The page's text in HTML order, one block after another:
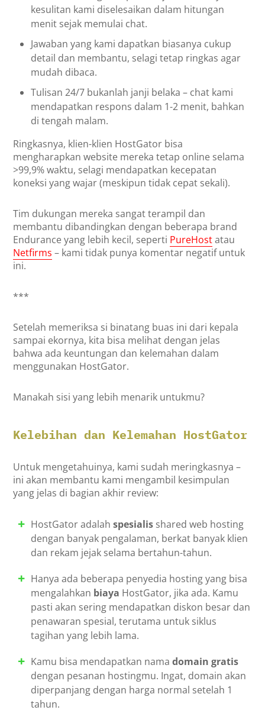
kesulitan kami diselesaikan dalam hitungan
menit sejak memulai chat.
Jawaban yang kami dapatkan biasanya cukup
detail dan membantu, selagi tetap ringkas agar
mudah dibaca.
Tulisan 24/7 bukanlah janji belaka – chat kami
mendapatkan respons dalam 1-2 menit, bahkan
di tengah malam.
Ringkasnya, klien-klien HostGator bisa
mengharapkan website mereka tetap online selama
>99,9% waktu, selagi mendapatkan kecepatan
koneksi yang wajar (meskipun tidak cepat sekali).
Tim dukungan mereka sangat terampil dan
membantu dibandingkan dengan beberapa brand
Endurance yang lebih kecil, seperti PureHostatau
Netfirms – kami tidak punya komentar negatif untuk
ini.
***
Setelah memeriksa si binatang buas ini dari kepala
sampai ekornya, kita bisa melihat dengan jelas
bahwa ada keuntungan dan kelemahan dalam
menggunakan HostGator.
Manakah sisi yang lebih menarik untukmu?
Kelebihan dan Kelemahan HostGator
Untuk mengetahuinya, kami sudah meringkasnya –
ini akan membantu kami mengambil kesimpulan
yang jelas di bagian akhir review:
HostGator adalahspesialis shared web hosting
dengan banyak pengalaman, berkat banyak klien
dan rekam jejak selama bertahun-tahun.
Hanya ada beberapa penyedia hosting yang bisa
mengalahkan biaya HostGator, jika ada. Kamu
pasti akan sering mendapatkan diskon besar dan
penawaran spesial, terutama untuk siklus
tagihan yang lebih lama.
Kamu bisa mendapatkan namadomain gratis
dengan pesanan hostingmu. Ingat, domain akan
diperpanjang dengan harga normal setelah 1
tahun.